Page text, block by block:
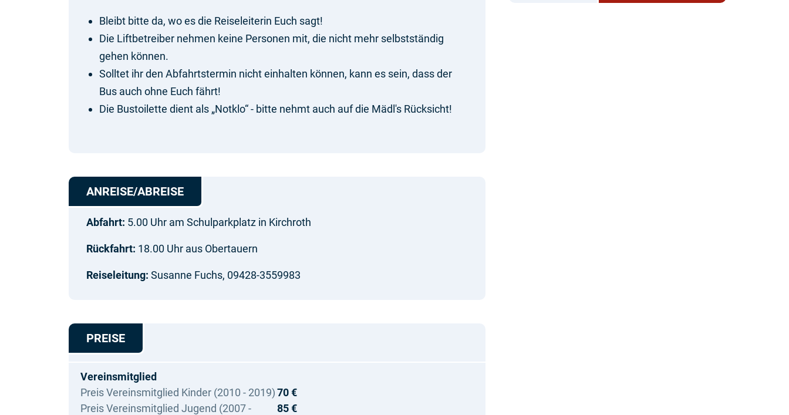
Bleibt bitte da, wo es die Reiseleiterin Euch sagt!
Die Liftbetreiber nehmen keine Personen mit, die nicht mehr selbstständig
gehen können.
Solltet ihr den Abfahrtstermin nicht einhalten können, kann es sein, dass der
Bus auch ohne Euch fährt!
Die Bustoilette dient als „Notklo“ - bitte nehmt auch auf die Mädl's Rücksicht!
ANREISE/ABREISE
Abfahrt: 5.00 Uhr am Schulparkplatz in Kirchroth
Rückfahrt: 18.00 Uhr aus Obertauern
Reiseleitung: Susanne Fuchs, 09428-3559983
PREISE
Vereinsmitglied
Preis Vereinsmitglied Kinder (2010 - 2019)70 €
Preis Vereinsmitglied Jugend (2007 -
85 €